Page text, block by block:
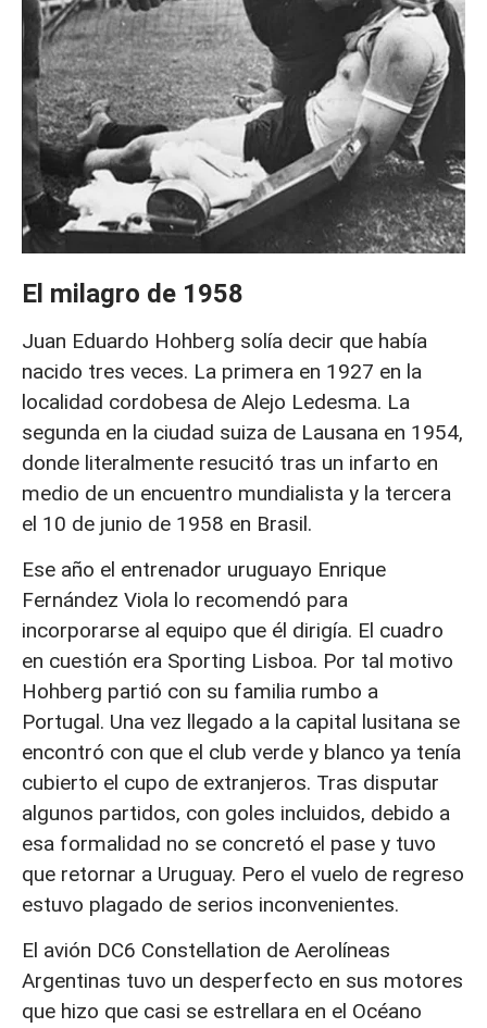
El milagro de 1958
Juan Eduardo Hohberg solía decir que había
nacido tres veces. La primera en 1927 en la
localidad cordobesa de Alejo Ledesma. La
segunda en la ciudad suiza de Lausana en 1954,
donde literalmente resucitó tras un infarto en
medio de un encuentro mundialista y la tercera
el 10 de junio de 1958 en Brasil.
Ese año el entrenador uruguayo Enrique
Fernández Viola lo recomendó para
incorporarse al equipo que él dirigía. El cuadro
en cuestión era Sporting Lisboa. Por tal motivo
Hohberg partió con su familia rumbo a
Portugal. Una vez llegado a la capital lusitana se
encontró con que el club verde y blanco ya tenía
cubierto el cupo de extranjeros. Tras disputar
algunos partidos, con goles incluidos, debido a
esa formalidad no se concretó el pase y tuvo
que retornar a Uruguay. Pero el vuelo de regreso
estuvo plagado de serios inconvenientes.
El avión DC6 Constellation de Aerolíneas
Argentinas tuvo un desperfecto en sus motores
que hizo que casi se estrellara en el Océano